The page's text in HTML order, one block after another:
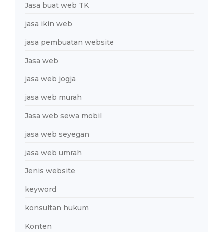
Jasa buat web TK
jasa ikin web
jasa pembuatan website
Jasa web
jasa web jogja
jasa web murah
Jasa web sewa mobil
jasa web seyegan
jasa web umrah
Jenis website
keyword
konsultan hukum
Konten